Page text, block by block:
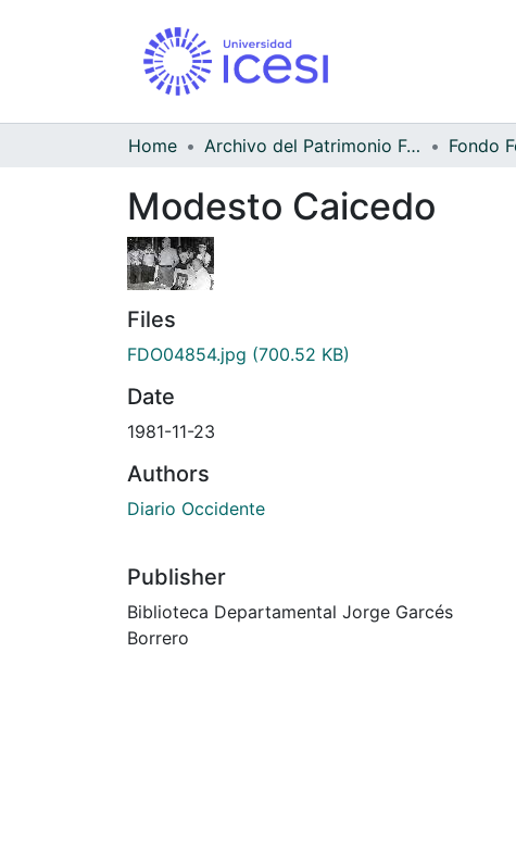
Home Archivo del Patrimonio Fotográfico y Fílmico del Valle del Cauca
Modesto Caicedo
Files
FDO04854.jpg (700.52 KB)
Date
1981-11-23
Authors
Diario Occidente
Publisher
Biblioteca Departamental Jorge Garcés
Borrero